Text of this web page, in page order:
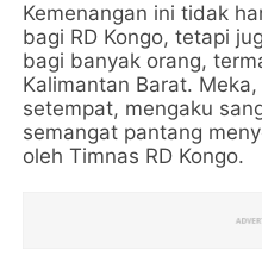
Kemenangan ini tidak
bagi RD Kongo, tetapi
bagi banyak orang,
Kalimantan Barat.
setempat, mengaku
semangat pantang
oleh Timnas RD Kongo.